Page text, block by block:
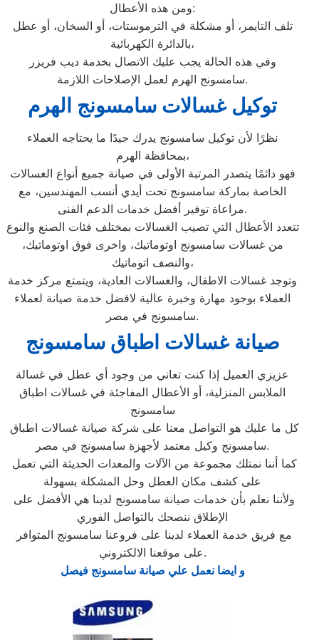
ومن هذه الأعطال:
تلف التايمر، أو مشكلة في الترموستات، أو السخان، أو عطل
بالدائرة الكهربائية،
وفي هذه الحالة يجب عليك الاتصال بخدمة ديب فريزر
سامسونج الهرم لعمل الإصلاحات اللازمة.
توكيل غسالات سامسونج الهرم
نظرًا لأن توكيل سامسونج يدرك جيدًا ما يحتاجه العملاء
بمحافظة الهرم،
فهو دائمًا يتصدر المرتبة الأولى في صيانة جميع أنواع الغسالات
الخاصة بماركة سامسونج تحت أيدي أنسب المهندسين، مع
مراعاة توفير أفضل خدمات الدعم الفنى.
تتعدد الأعطال التي تصيب الغسالات بمختلف فئات الصنع والنوع
من غسالات سامسونج اوتوماتيك، واخرى فوق اوتوماتيك،
والنصف اتوماتيك،
وتوجد غسالات الاطفال، والغسالات العادية، ويتمتع مركز خدمة
العملاء بوجود مهارة وخبرة عالية لافضل خدمة صيانة لعملاء
سامسونج في مصر.
صيانة غسالات اطباق سامسونج
عزيزي العميل إذا كنت تعاني من وجود أي عطل في غسالة
الملابس المنزلية، أو الأعطال المفاجئة في غسالات اطباق
سامسونج
سامسونج وكيل معتمد لأجهزة سامسونج في مصر.
على كشف مكان العطل وحل المشكلة بسهولة
الإطلاق ننصحك بالتواصل الفوري
على موقعنا الالكتروني.
و ايضا نعمل علي صيانة سامسونج فيصل